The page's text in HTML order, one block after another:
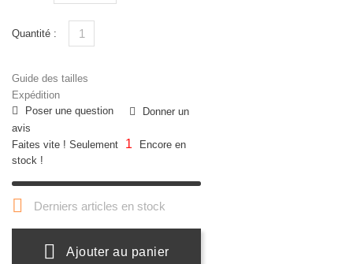
Quantité :
Guide des tailles
Expédition
Poser une question
Donner un
avis
Faites vite ! Seulement
1
Encore en
stock !
 Derniers articles en stock
Ajouter au panier